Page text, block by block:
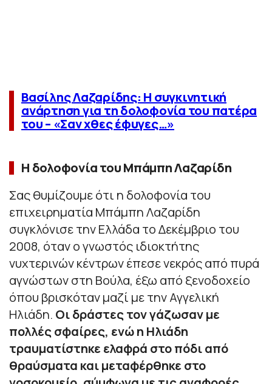
Βασίλης Λαζαρίδης: Η συγκινητική
ανάρτηση για τη δολοφονία του πατέρα
του – «Σαν χθες έφυγες…»
Η δολοφονία του Μπάμπη Λαζαρίδη
Σας θυμίζουμε ότι η δολοφονία του
επιχειρηματία Μπάμπη Λαζαρίδη
συγκλόνισε την Ελλάδα το Δεκέμβριο του
2008, όταν ο γνωστός ιδιοκτήτης
νυχτερινών κέντρων έπεσε νεκρός από πυρά
αγνώστων στη Βούλα, έξω από ξενοδοχείο
όπου βρισκόταν μαζί με την Αγγελική
Ηλιάδη. Οι δράστες τον γάζωσαν με
πολλές σφαίρες, ενώ η Ηλιάδη
τραυματίστηκε ελαφρά στο πόδι από
θραύσματα και μεταφέρθηκε στο